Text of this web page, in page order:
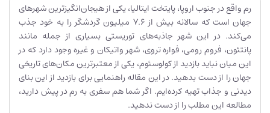
رم واقع در جنوب اروپا، پایتخت ایتالیا، یکی از هیجان‌انگیزترین شهرهای
جهان است که سالانه بیش از 7.6 میلیون گردشگر را به خود جذب
می‌کند. در این شهر جاذبه‌های توریستی بسیاری از جمله مانند
پانتئون، فروم رومی، فواره تروی، شهر واتیکان و غیره وجود دارد که در
این میان نباید بازدید از کولوسئوم، یکی از معتبرترین مکان‌های تاریخی
جهان را از دست بدهید. در این مقاله راهنمایی برای بازدید از این بنای
دیدنی و جذاب تهیه کرده‌ایم. اگر شما هم سفری به رم در پیش دارید،
مطالعه این مطلب را از دست ندهید.